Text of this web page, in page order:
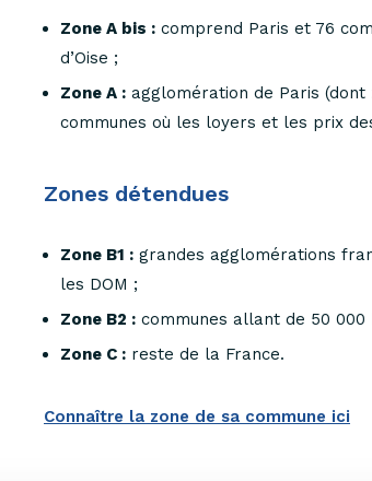
Zone A bis : comprend Paris et 76
d’Oise ;
Zone A : agglomération de Paris (dont
communes où les loyers et les prix
Zones détendues
Zone B1 : grandes agglomérations
les DOM ;
Zone B2 : communes allant de 50
Zone C : reste de la France.
Connaître la zone de sa commune ici